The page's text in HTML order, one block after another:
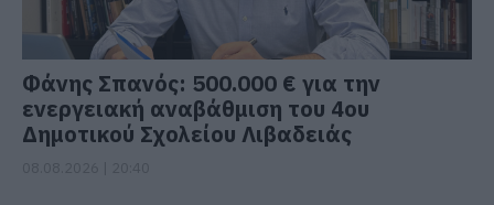
Φάνης Σπανός: 500.000 € για την
ενεργειακή αναβάθμιση του 4ου
Δημοτικού Σχολείου Λιβαδειάς